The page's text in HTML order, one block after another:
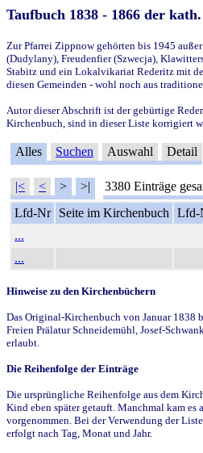
Taufbuch 1838 - 1866 der
Zur Pfarrei Zippnow gehörten bis 1945
(Dudylany), Freudenfier (Szwecja),
Stabitz und ein Lokalvikariat Rederitz mit
diesen Gemeinden - wohl noch aus
Autor dieser Abschrift ist der gebürtige
Kirchenbuch, sind in dieser Liste korrigiert
Alles Suchen Auswahl Detail
|< < > >| 3380 Einträge
Lfd-Nr
Seite im Kirchenbuch Lfd-
...
...
Hinweise zu den Kirchenbüchern
Das Original-Kirchenbuch von Januar 1838
Freien Prälatur Schneidemühl, Josef-
erlaubt.
Die Reihenfolge der Einträge
Die ursprüngliche Reihenfolge aus dem
Kind eben später getauft. Manchmal kam
vorgenommen. Bei der Verwendung der
erfolgt nach Tag, Monat und Jahr.